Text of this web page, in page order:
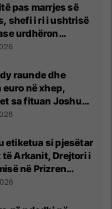
pas marrjes së
shefi i ri i ushtrisë
urdhëron
madh
raunde dhe
euro në xhep,
sa fituan Joshua
etiketua si pjesëtar
Arkanit, Drejtori i
në Prizren